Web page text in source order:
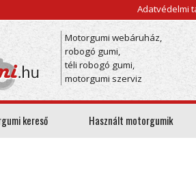
Adatvédelmi
Motorgumi webáruház,
robogó gumi,
téli robogó gumi,
motorgumi szerviz
kereső Használt motorgumik